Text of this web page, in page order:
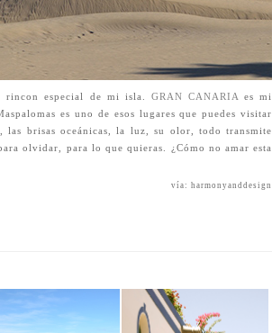
rincon especial de mi isla. GRAN CANARIA es mi
es uno de esos lugares que puedes visitar
las brisas oceánicas, la luz, su olor, todo transmite
olvidar, para lo que quieras. ¿Cómo no amar esta
vía: harmonyanddesign